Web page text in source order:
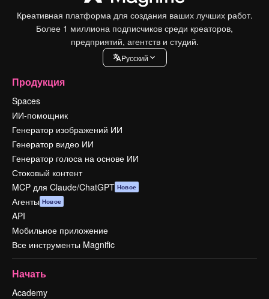
Креативная платформа для создания ваших лучших работ.
Более 1 миллиона подписчиков среди креаторов,
предприятий, агентств и студий.
Pусский
Продукция
Spaces
ИИ-помощник
Генератор изображений ИИ
Генератор видео ИИ
Генератор голоса на основе ИИ
Стоковый контент
MCP для Claude/ChatGPT Новое
Агенты Новое
API
Мобильное приложение
Все инструменты Magnific
Начать
Academy